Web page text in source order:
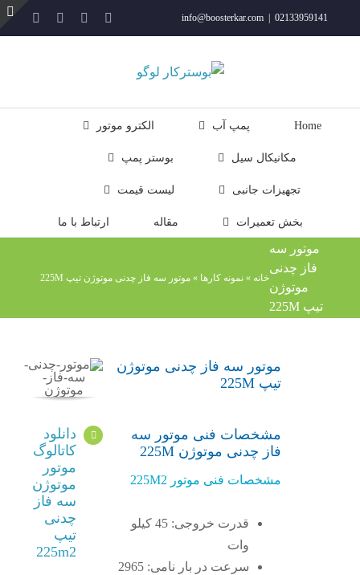
02133959141
info@boosterkar.com
YouTube
Instagram ایمیل
Home پمپ آب الکترو موتور
مکانیکال سیل بوستر پمپ
تجهیزات جانبی لیست قیمت
بخش تعمیرات مقاله ارتباط با ما
موتور سه
فاز چدنی
موتوژن
تیپ 225M
خانه » نمونه کارها » موتور سه فاز چدنی موتوژن تیپ 225M
موتور سه فاز چدنی موتوژن
تیپ 225M
مشخصات فنی موتور سه
فاز چدنی موتوژن 225M
مشخصات فنی موتور 225M2
قدرت خروجی: 45 کیلو
وات
سرعت در بار نامی: 2965
دانلود
کاتالوگ
موتور
موتوژن
سه فاز
چدنی
تیپ
225m2